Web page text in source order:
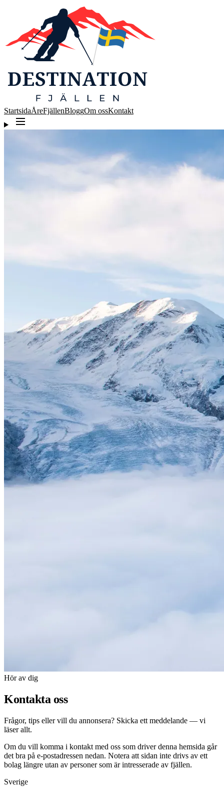
StartsidaÅreFjällenBloggOm ossKontakt
Hör av dig
Kontakta oss
Frågor, tips eller vill du annonsera? Skicka ett meddelande — vi
läser allt.
Om du vill komma i kontakt med oss som driver denna hemsida går
det bra på e-postadressen nedan. Notera att sidan inte drivs av ett
bolag längre utan av personer som är intresserade av fjällen.
Sverige